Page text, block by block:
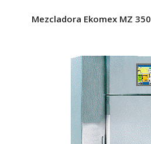
Mezcladora Ekomex MZ 350